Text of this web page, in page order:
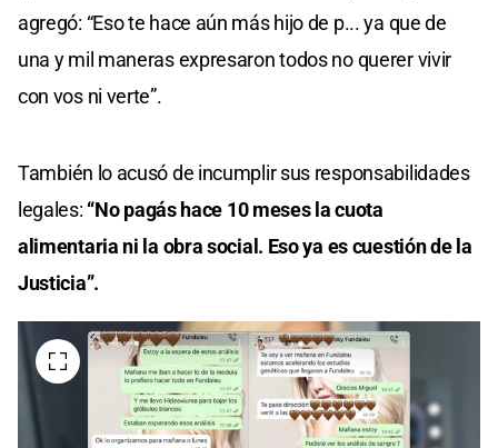
agregó: “Eso te hace aún más hijo de p... ya que de
una y mil maneras expresaron todos no querer vivir
con vos ni verte”.
También lo acusó de incumplir sus responsabilidades
legales: “No pagás hace 10 meses la cuota
alimentaria ni la obra social. Eso ya es cuestión de la
Justicia”.